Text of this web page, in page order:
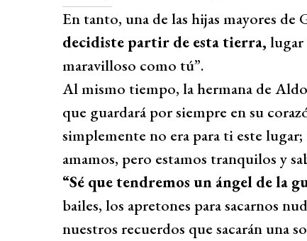
En tanto, una de las hijas mayores
decidiste partir de esta tierra,
maravilloso como tú”.
Al mismo tiempo, la hermana de
que guardará por siempre en su
simplemente no era para ti este
amamos, pero estamos tranquilos y
“Sé que tendremos un ángel de la
bailes, los apretones para sacarnos
nuestros recuerdos que sacarán una